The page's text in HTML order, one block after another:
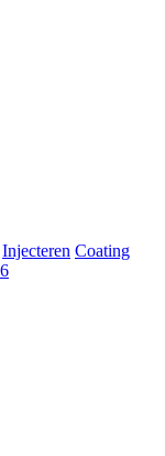
Injecteren Coating